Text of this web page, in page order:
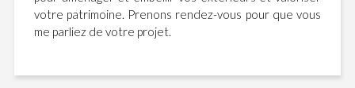
votre patrimoine. Prenons rendez-vous pour que vous
me parliez de votre projet.